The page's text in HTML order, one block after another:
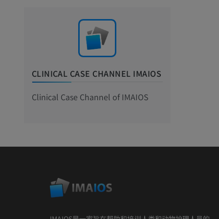
CLINICAL CASE CHANNEL IMAIOS
Clinical Case Channel of IMAIOS